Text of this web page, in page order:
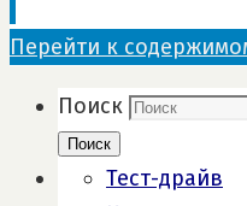
Перейти к
Поиск
Поиск
Тест-драйв